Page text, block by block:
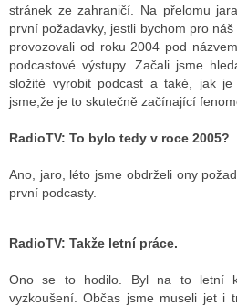
VYSÍLAČE
INTERNET
RÁDIA
STRÁNKY RÁDIÍ
STRÁNKY TV
stránek ze zahraničí. Na přelomu
první požadavky, jestli bychom pro
provozovali od roku 2004 pod názvem
podcastové výstupy. Začali jsme
složité vyrobit podcast a také, jak
jsme,že je to skutečně začínající
RadioTV: To bylo tedy v roce 2005?
Ano, jaro, léto jsme obdrželi ony
první podcasty.
RadioTV: Takže letní práce.
Ono se to hodilo. Byl na to letní
vyzkoušení. Občas jsme museli jet i